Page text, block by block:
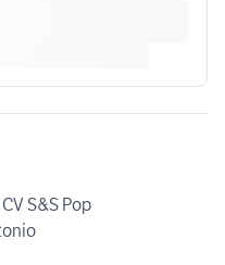
S&S Pop